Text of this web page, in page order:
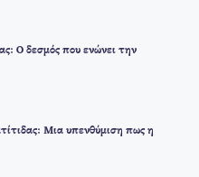
Ο δεσμός που ενώνει την
Μια υπενθύμιση πως η